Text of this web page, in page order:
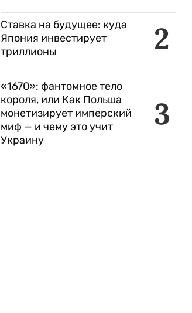
2
Ставка на будущее: куда
Япония инвестирует
триллионы
3
«1670»: фантомное тело
короля, или Как Польша
монетизирует имперский
миф — и чему это учит
Украину